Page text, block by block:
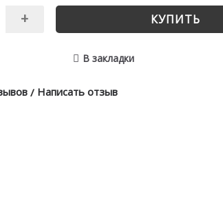
+ КУПИТЬ
В закладки
/ Написать отзыв